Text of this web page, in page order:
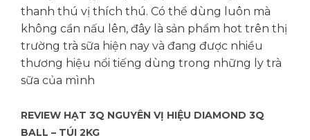
thanh thú vị thích thú. Có thể dùng luôn mà
không cần nấu lên, đây là sản phẩm hot trên thị
trường trà sữa hiện nay và đang được nhiều
thương hiệu nổi tiếng dùng trong những ly trà
sữa của mình
REVIEW HẠT 3Q NGUYÊN VỊ HIỆU DIAMOND 3Q
BALL – TÚI 2KG